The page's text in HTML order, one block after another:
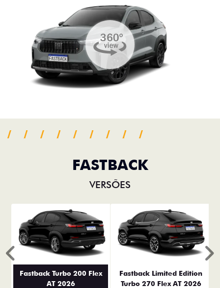
FASTBACK
VERSÕES
Fastback Turbo 200 Flex
AT 2026
Fastback Limited Edition
Turbo 270 Flex AT 2026
Anterior